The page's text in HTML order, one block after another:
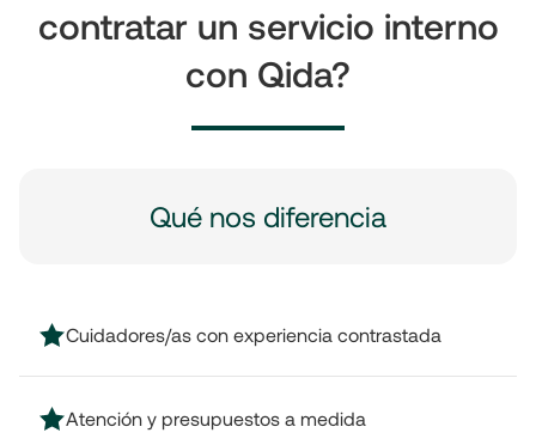
contratar un servicio interno
con Qida?
Qué nos diferencia
Cuidadores/as con experiencia contrastada
Atención y presupuestos a medida